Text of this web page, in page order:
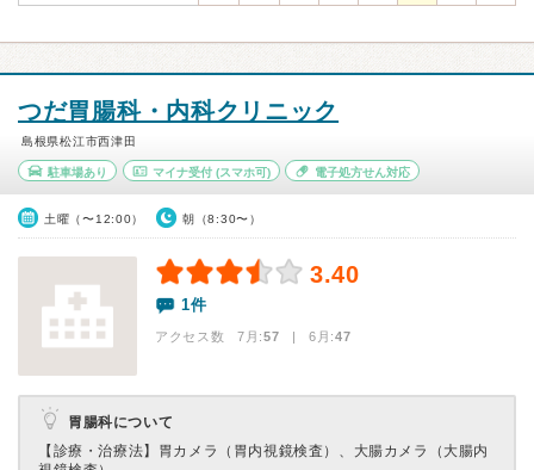
つだ胃腸科・内科クリニック
島根県松江市西津田
駐車場あり マイナ受付(スマホ可) 電子処方せん対応
土曜（〜12:00） 朝（8:30〜）
3.40
1件
アクセス数 7月:57 | 6月:47
胃腸科について
【診療・治療法】 胃カメラ（胃内視鏡検査）、大腸カメラ（大腸内